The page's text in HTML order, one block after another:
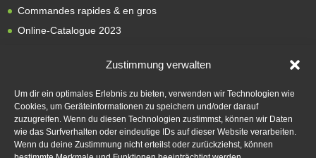
Zustimmung verwalten
Um dir ein optimales Erlebnis zu bieten, verwenden wir Technologien wie
Cookies, um Geräteinformationen zu speichern und/oder darauf
zuzugreifen. Wenn du diesen Technologien zustimmst, können wir Daten
wie das Surfverhalten oder eindeutige IDs auf dieser Website verarbeiten.
Wenn du deine Zustimmung nicht erteilst oder zurückziehst, können
Commandes rapides & en gros
Online-Catalogue 2023
Expédition et livraison
Modes de paiement
Rétractation
Contact